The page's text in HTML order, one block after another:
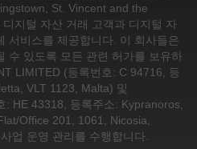
St. Vincent and the
지털 자산 거래 고객과 디지털 자
서비스를 제공합니다. 이 회사들은
수 있도록 모든 관련 허가를 보유하
LIMITED (등록번호: C 94716, 등
VLT 1123, Malta) 및
HE 43318, 등록주소: Kypranoros,
Office 201, 1061, Nicosia,
업 운영 관리를 수행합니다.